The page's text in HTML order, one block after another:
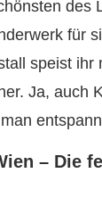
des
für
speist ihr
Ja, auch
– Die